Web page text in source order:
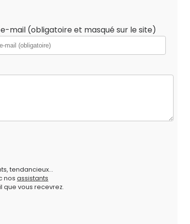
mail (obligatoire et masqué sur le site)
tendancieux...
nos assistants
que vous recevrez.